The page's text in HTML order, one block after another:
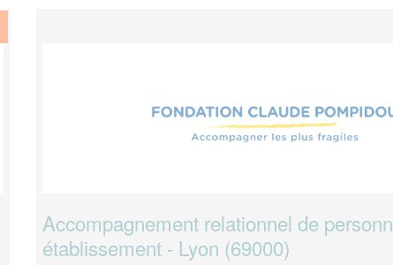
Accompagnement relationnel de
établissement - Lyon (69000)